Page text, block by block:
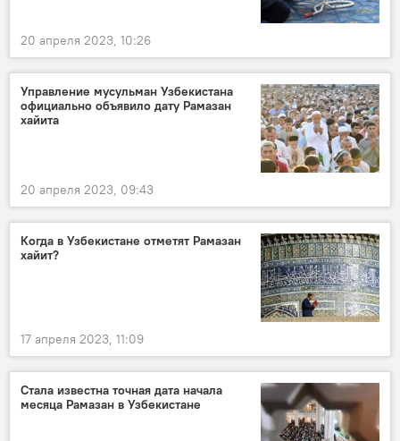
20 апреля 2023, 10:26
Управление мусульман Узбекистана
официально объявило дату Рамазан
хайита
20 апреля 2023, 09:43
Когда в Узбекистане отметят Рамазан
хайит?
17 апреля 2023, 11:09
Стала известна точная дата начала
месяца Рамазан в Узбекистане